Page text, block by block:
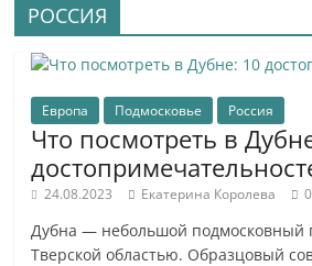
РОССИЯ
Европа Подмосковье Россия
Что посмотреть в
24.08.2023 Екатерина Королева 0
Дубна — небольшой подмосковный
Тверской областью. Образцовый